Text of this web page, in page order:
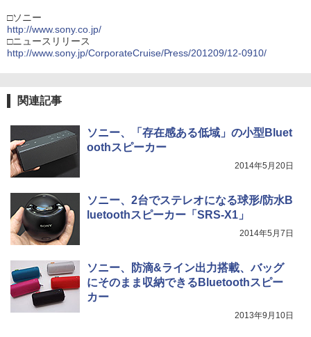
□ソニー
http://www.sony.co.jp/
□ニュースリリース
http://www.sony.jp/CorporateCruise/Press/201209/12-0910/
関連記事
ソニー、「存在感ある低域」の小型Bluet
oothスピーカー
2014年5月20日
ソニー、2台でステレオになる球形/防水B
luetoothスピーカー「SRS-X1」
2014年5月7日
ソニー、防滴&ライン出力搭載、バッグ
にそのまま収納できるBluetoothスピー
カー
2013年9月10日